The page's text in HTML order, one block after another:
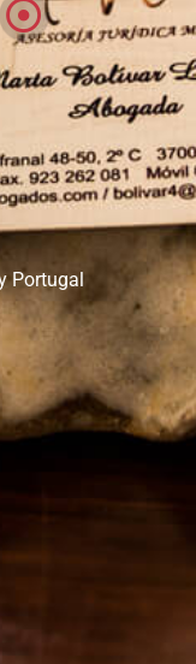
Portugal